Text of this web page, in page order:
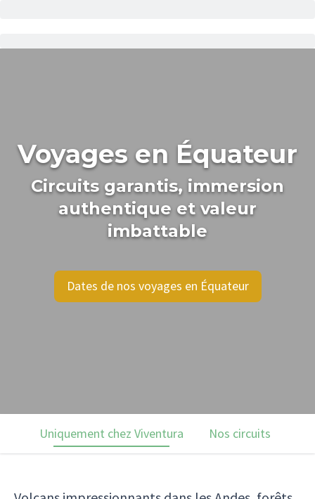
Voyages en Équateur
Circuits garantis, immersion
authentique et valeur
imbattable
Dates de nos voyages en Équateur
Uniquement chez Viventura Nos circuits